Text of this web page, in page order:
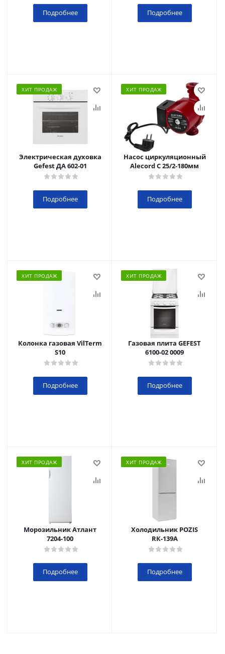
Подробнее Подробнее
ХИТ ПРОДАЖ
Электрическая духовка
Gefest ДА 602-01
Подробнее
ХИТ ПРОДАЖ
Насос циркуляционный
Alecord C 25/2-180мм
Подробнее
ХИТ ПРОДАЖ
Колонка газовая VilTerm
S10
Подробнее
ХИТ ПРОДАЖ
Газовая плита GEFEST
6100-02 0009
Подробнее
ХИТ ПРОДАЖ
Морозильник Атлант
7204-100
Подробнее
ХИТ ПРОДАЖ
Холодильник POZIS
RК-139А
Подробнее